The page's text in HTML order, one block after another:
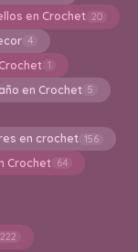
en Crochet 20
4
1
en Crochet 5
en crochet 156
Crochet 64
222